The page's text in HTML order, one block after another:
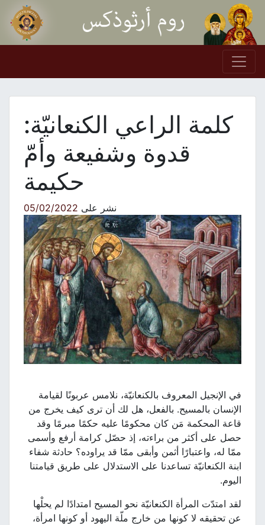
Skip to content
Main Navigation
كلمة الراعي الكنعانيّة:
قدوة وشفيعة وأمّ
حكيمة
نشر على05/02/2022
في الإنجيل المعروف بالكنعانيّة، نلامس عربونًا لقيامة
الإنسان بالمسيح. بالفعل، هل لك أن ترى كيف يخرج من
قاعة المحكمة مَن كان محكومًا عليه حكمًا مبرمًا وقد
حصل على أكثر من براءته، إذ حصّل كرامة أرفع وأسمى
ممّا له، واعتبارًا أثمن وأبقى ممّا قد يراوده؟ حادثة شفاء
ابنة الكنعانيّة تساعدنا على الاستدلال على طريق قيامتنا
اليوم.
لقد امتدّت المرأة الكنعانيّة نحو المسيح امتدادًا لم يحلْها
عن تحقيقه لا كونها من خارج ملّة اليهود أو كونها امرأة،